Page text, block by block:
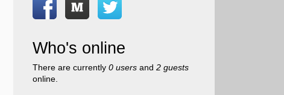
Who's online
There are currently 0 usersand 2 guests
online.